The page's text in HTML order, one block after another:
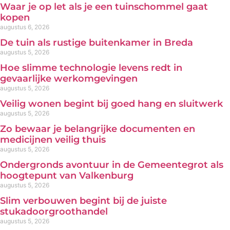
Waar je op let als je een tuinschommel gaat
kopen
augustus 6, 2026
De tuin als rustige buitenkamer in Breda
augustus 5, 2026
Hoe slimme technologie levens redt in
gevaarlijke werkomgevingen
augustus 5, 2026
Veilig wonen begint bij goed hang en sluitwerk
augustus 5, 2026
Zo bewaar je belangrijke documenten en
medicijnen veilig thuis
augustus 5, 2026
Ondergronds avontuur in de Gemeentegrot als
hoogtepunt van Valkenburg
augustus 5, 2026
Slim verbouwen begint bij de juiste
stukadoorgroothandel
augustus 5, 2026